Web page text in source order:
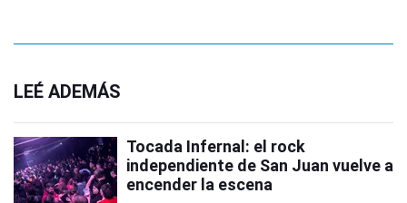
LEÉ ADEMÁS
Tocada Infernal: el rock
independiente de San Juan vuelve a
encender la escena